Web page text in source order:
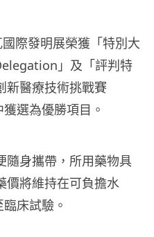
際發明展榮獲「特別大
」及「評判特
新醫療技術挑戰賽
選為優勝項目。
隨身攜帶，所用藥物具
價將維持在可負擔水
床試驗。